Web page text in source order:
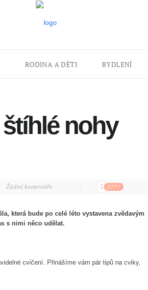
RODINA A DĚTI BYDLENÍ
nohy
Žádné komentáře 3777
která bude po celé léto vystavena zvědavým
s nimi něco udělat.
cvičení. Přinášíme vám pár tipů na cviky,